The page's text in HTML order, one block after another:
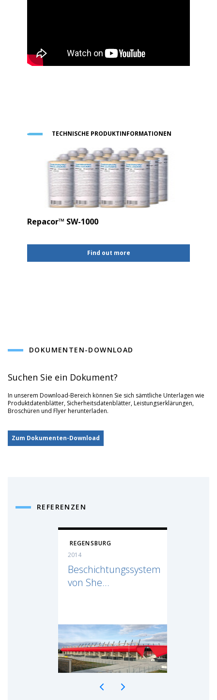
TECHNISCHE PRODUKTINFORMATIONEN
Repacor™ SW-1000
Find out more
DOKUMENTEN-DOWNLOAD
Suchen Sie ein Dokument?
In unserem Download-Bereich können Sie sich sämtliche Unterlagen wie
Produktdatenblätter, Sicherheitsdatenblätter, Leistungserklärungen,
Broschüren und Flyer herunterladen.
Zum Dokumenten-Download
REFERENZEN
REGENSBURG
2014
Beschichtungssystem
von She...